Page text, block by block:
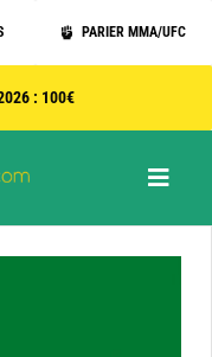
PARIER MMA/UFC
: 100€
Toggle